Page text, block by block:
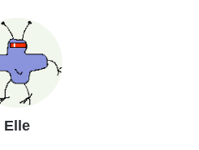
Elle